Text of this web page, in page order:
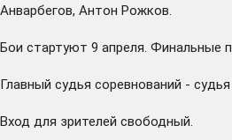
Анварбегов, Антон Рожков.
Бои стартуют 9 апреля. Финальные
Главный судья соревнований -
Вход для зрителей свободный.